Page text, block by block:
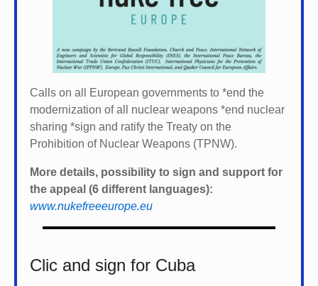
Calls on all European governments to *end the
modernization of all nuclear weapons *end nuclear
sharing *sign and ratify the Treaty on the
Prohibition of Nuclear Weapons (TPNW).
More details, possibility to sign and support for
the appeal (6 different languages):
www.nukefreeeurope.eu
Clic and sign for Cuba